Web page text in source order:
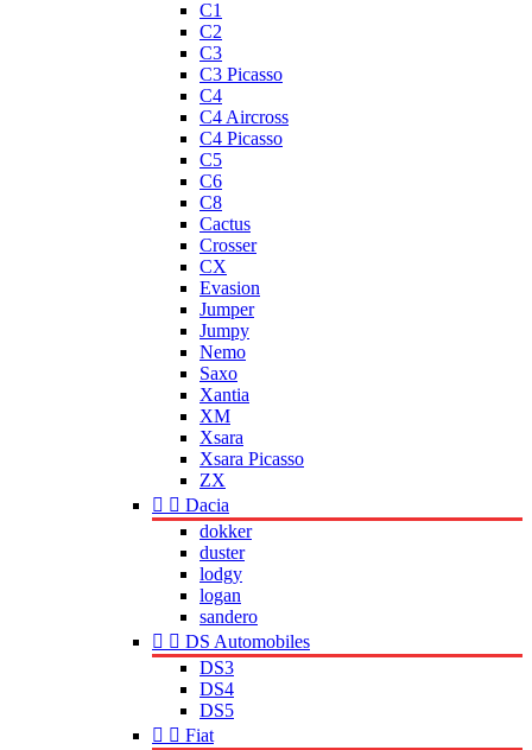
C1
C2
C3
C3 Picasso
C4
C4 Aircross
C4 Picasso
C5
C6
C8
Cactus
Crosser
CX
Evasion
Jumper
Jumpy
Nemo
Saxo
Xantia
XM
Xsara
Xsara Picasso
ZX
  Dacia
dokker
duster
lodgy
logan
sandero
  DS Automobiles
DS3
DS4
DS5
  Fiat